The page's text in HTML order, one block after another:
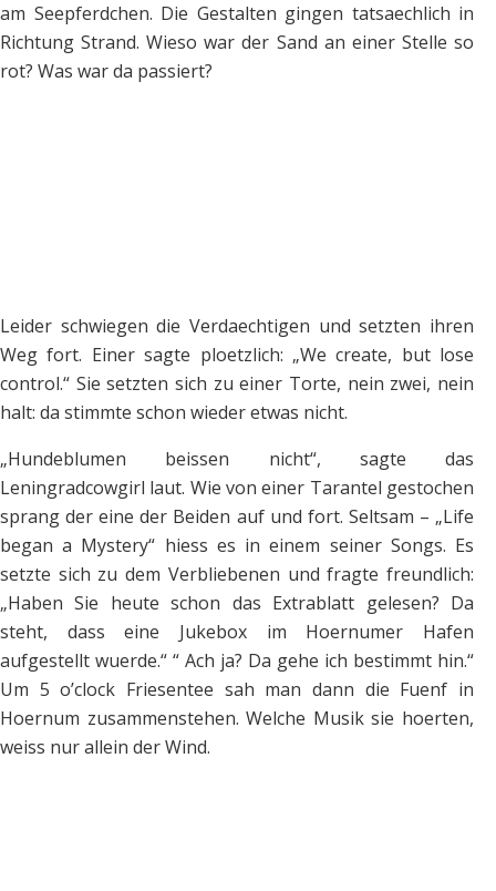
am Seepferdchen. Die Gestalten gingen tatsaechlich in
Richtung Strand. Wieso war der Sand an einer Stelle so
rot? Was war da passiert?
Leider schwiegen die Verdaechtigen und setzten ihren
Weg fort. Einer sagte ploetzlich: „We create, but lose
control.“ Sie setzten sich zu einer Torte, nein zwei, nein
halt: da stimmte schon wieder etwas nicht.
„Hundeblumen beissen nicht“, sagte das
Leningradcowgirl laut. Wie von einer Tarantel gestochen
sprang der eine der Beiden auf und fort. Seltsam – „Life
began a Mystery“ hiess es in einem seiner Songs. Es
setzte sich zu dem Verbliebenen und fragte freundlich:
„Haben Sie heute schon das Extrablatt gelesen? Da
steht, dass eine Jukebox im Hoernumer Hafen
aufgestellt wuerde.“ “ Ach ja? Da gehe ich bestimmt hin.“
Um 5 o’clock Friesentee sah man dann die Fuenf in
Hoernum zusammenstehen. Welche Musik sie hoerten,
weiss nur allein der Wind.